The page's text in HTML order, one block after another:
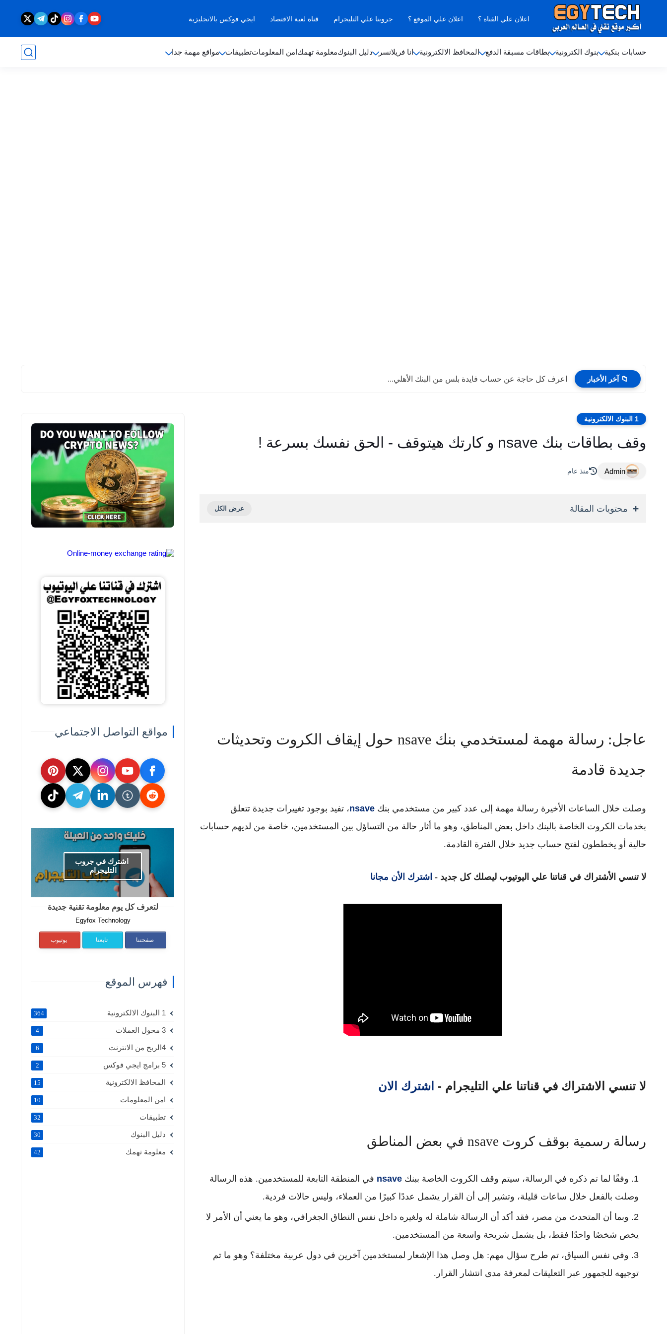
اعلان علي القناة ؟ اعلان علي الموقع ؟ جروبنا علي التليجرام قناة لعبة الاقتصاد ايجي فوكس بالانجليزية
حسابات بنكية بنوك الكترونية بطاقات مسبقة الدفع المحافظ الالكترونية انا فريلانسر دليل البنوكمعلومة تهمكامن المعلوماتتطبيقات مواقع مهمة جدا
📁 آخر الأخبار اعرف كل حاجة عن حساب فايدة بلس من البنك الأهلي...
1 البنوك الالكترونية
وقف بطاقات بنك nsave و كارتك هيتوقف - الحق نفسك بسرعة !
Admin منذ عام
محتويات المقالة
عاجل: رسالة مهمة لمستخدمي بنك nsave حول إيقاف الكروت وتحديثات
جديدة قادمة
وصلت خلال الساعات الأخيرة رسالة مهمة إلى عدد كبير من مستخدمي بنك nsave، تفيد بوجود تغييرات جديدة تتعلق
بخدمات الكروت الخاصة بالبنك داخل بعض المناطق، وهو ما أثار حالة من التساؤل بين المستخدمين، خاصة من لديهم حسابات
حالية أو يخططون لفتح حساب جديد خلال الفترة القادمة.
لا تنسي الأشتراك في قناتنا علي اليوتيوب ليصلك كل جديد - اشترك الأن مجانا
لا تنسي الاشتراك في قناتنا علي التليجرام - اشترك الان
رسالة رسمية بوقف كروت nsave في بعض المناطق
وفقًا لما تم ذكره في الرسالة، سيتم وقف الكروت الخاصة ببنك nsave في المنطقة التابعة للمستخدمين. هذه الرسالة
وصلت بالفعل خلال ساعات قليلة، وتشير إلى أن القرار يشمل عددًا كبيرًا من العملاء، وليس حالات فردية.
وبما أن المتحدث من مصر، فقد أكد أن الرسالة شاملة له ولغيره داخل نفس النطاق الجغرافي، وهو ما يعني أن الأمر لا
يخص شخصًا واحدًا فقط، بل يشمل شريحة واسعة من المستخدمين.
وفي نفس السياق، تم طرح سؤال مهم: هل وصل هذا الإشعار لمستخدمين آخرين في دول عربية مختلفة؟ وهو ما تم
توجيهه للجمهور عبر التعليقات لمعرفة مدى انتشار القرار.
مواقع التواصل الاجتماعي
اشترك في جروب
التليجرام
لتعرف كل يوم معلومة تقنية جديدة
Egyfox Technology
صفحتنا تابعنا يوتيوب
فهرس الموقع
1 البنوك الالكترونية 364
3 محول العملات 4
4الربح من الانترنت 6
5 برامج ايجي فوكس 2
المحافظ الالكترونية 15
امن المعلومات 10
تطبيقات 32
دليل البنوك 30
معلومة تهمك 42